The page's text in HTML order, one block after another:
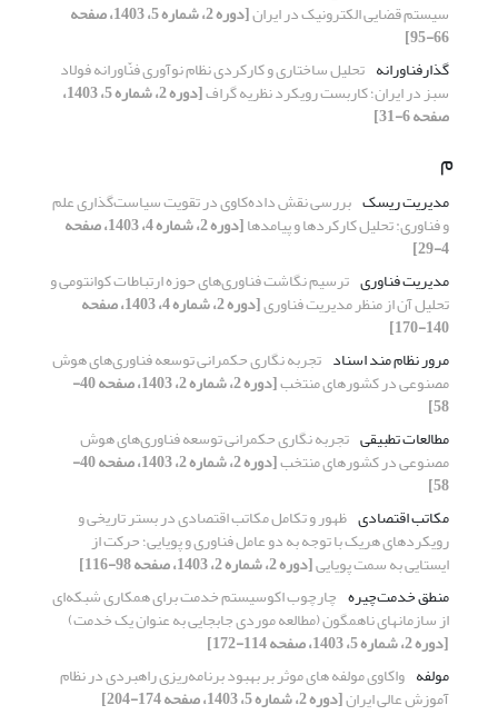
سیستم قضایی الکترونیک در ایران [دوره 2، شماره 5، 1403، صفحه
66-95]
گذارفناورانه تحلیل ساختاری و کارکردی نظام نوآوری فنّاورانه فولاد
سبز در ایران؛ کاربست رویکرد نظریه گراف [دوره 2، شماره 5، 1403،
صفحه 6-31]
م
مدیریت ریسک بررسی نقش داده‌کاوی در تقویت سیاست‌گذاری علم
و فناوری: تحلیل کارکردها و پیامدها [دوره 2، شماره 4، 1403، صفحه
4-29]
مدیریت فناوری ترسیم نگاشت فناوری‌های حوزه ارتباطات کوانتومی و
تحلیل آن از منظر مدیریت فناوری [دوره 2، شماره 4، 1403، صفحه
140-170]
مرور نظام مند اسناد تجربه نگاری حکمرانی توسعه فناوری‌های هوش
مصنوعی در کشورهای منتخب [دوره 2، شماره 2، 1403، صفحه 40-
58]
مطالعات تطبیقی تجربه نگاری حکمرانی توسعه فناوری‌های هوش
مصنوعی در کشورهای منتخب [دوره 2، شماره 2، 1403، صفحه 40-
58]
مکاتب اقتصادی ظهور و تکامل مکاتب اقتصادی در بستر تاریخی و
رویکردهای هریک با توجه به دو عامل فناوری و پویایی؛ حرکت از
ایستایی به سمت پویایی[دوره 2، شماره 2، 1403، صفحه 98-116]
منطق خدمت‌چیره چارچوب اکوسیستم خدمت برای همکاری شبکه‌ای
از سازمانهای ناهمگون (مطالعه موردی جابجایی به عنوان یک خدمت)
[دوره 2، شماره 5، 1403، صفحه 114-172]
مولفه واکاوی مولفه های موثر بر بهبود برنامه‌ریزی راهبردی در نظام
آموزش عالی ایران[دوره 2، شماره 5، 1403، صفحه 174-204]